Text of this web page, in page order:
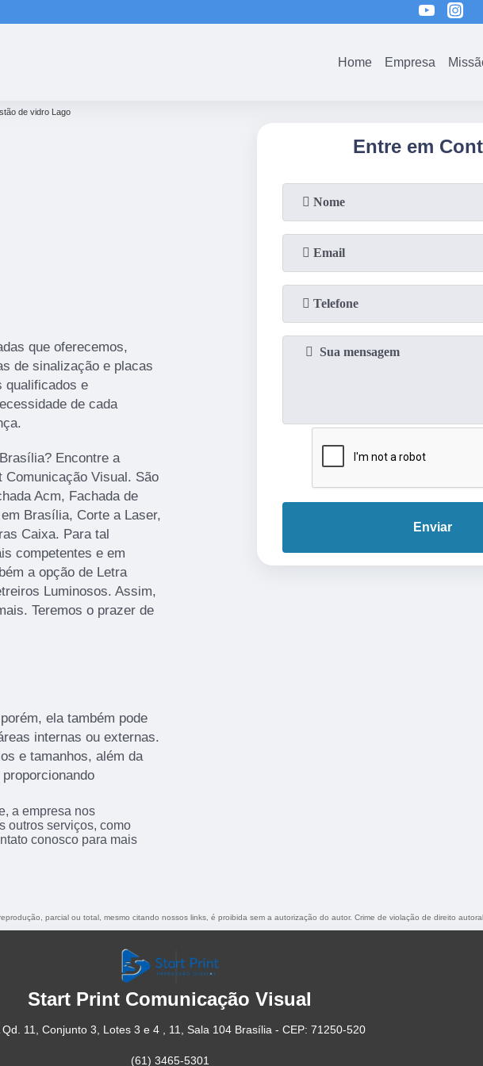
3465-5301
Home Empresa
de vidro Lago
que oferecemos,
de sinalização e placas
qualificados e
de cada
Encontre a
Visual. São
Acm, Fachada de
Brasília, Corte a Laser,
Caixa. Para tal
competentes e em
a opção de Letra
Luminosos. Assim,
Teremos o prazer de
ela também pode
internas ou externas.
e tamanhos, além da
a empresa nos
outros serviços, como
conosco para mais
Entre em
Enviar
parcial ou total, mesmo citando nossos links, é proibida sem a autorização do autor. Crime de violação de direito
Start Print Comunicação Visual
Qd. 11, Conjunto 3, Lotes 3 e 4 , 11, Sala 104 Brasília - CEP: 71250-520
(61) 3465-5301